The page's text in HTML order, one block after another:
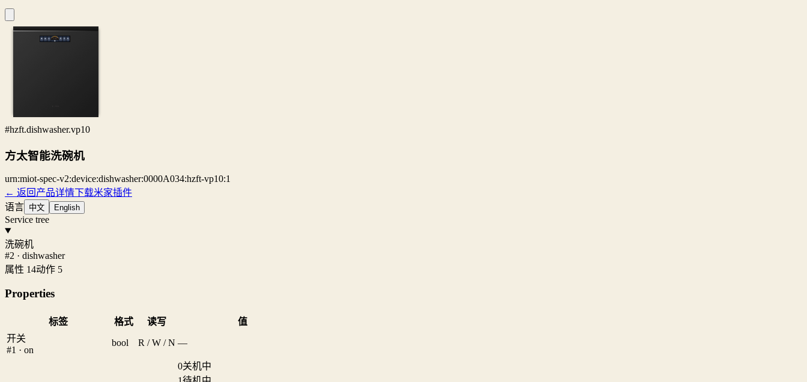
#hzft.dishwasher.vp10
方太智能洗碗机
urn:miot-spec-v2:device:dishwasher:0000A034:hzft-vp10:1
← 返回产品详情下载米家插件
语言 中文 English
Service tree
洗碗机
#2 · dishwasher
属性 14动作 5
Properties
标签 格式 读写
值
开关
#1 · on
bool R / W / N —
0关机中